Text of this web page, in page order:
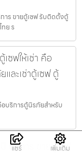
าร ขายตู้เซฟ รับติดตั้งตู้
ย ร
ซฟให้เช่า คือ
ละเช่าตู้เซฟ ตู้
อบริการตู้นิรภัยสำหรับ
บริการ ขายตู้เซฟ
แชร์ เพิ่มเติม